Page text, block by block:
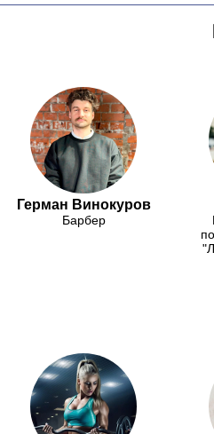
Герман Винокуров
Барбер